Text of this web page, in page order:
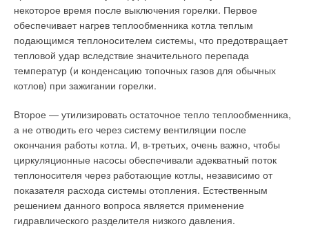
некоторое время после выключения горелки. Первое
обеспечивает нагрев теплообменника котла теплым
подающимся теплоносителем системы, что предотвращает
тепловой удар вследствие значительного перепада
температур (и конденсацию топочных газов для обычных
котлов) при зажигании горелки.
Второе — утилизировать остаточное тепло теплообменника,
а не отводить его через систему вентиляции после
окончания работы котла. И, в-третьих, очень важно, чтобы
циркуляционные насосы обеспечивали адекватный поток
теплоносителя через работающие котлы, независимо от
показателя расхода системы отопления. Естественным
решением данного вопроса является применение
гидравлического разделителя низкого давления.
E.C
: По результатам эксперимента, поквартирное
теплоснабжение признано одним из оптимальных решений
для российских условий. Так что, я думаю, перспективы
здесь самые радужные. Сегодня опробованная нами
система интенсивно развивается по всей России — ее взяли
на вооружение в таких городах, как Смоленск, Брянск, Санкт-
Петербург, Екатеринбург, Нижний Новгород и других. Если
же говорить о нашей области, то в апреле 2007 года принята
«Программа перевода на поквартирное отопление
многоквартирных жилых домов Белгородской области на
2007–2010 годы». В соответствии с ней к 2010 году в городах
и поселках Белгородчины на поквартирное отопление будет
переведено еще 3096 квартир
В России состоялась первая конференция для
проектировщиков